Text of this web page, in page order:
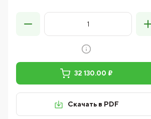
32 130.00 ₽
Скачать в PDF